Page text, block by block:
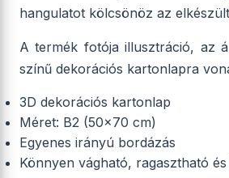
hangulatot kölcsönöz az
A termék fotója illusztráció, az
színű dekorációs kartonlapra
3D dekorációs kartonlap
Méret: B2 (50x70 cm)
Egyenes irányú bordázás
Könnyen vágható, ragasztható